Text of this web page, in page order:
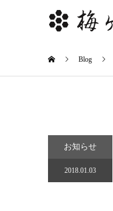
Blog
お知らせ
2018.01.03